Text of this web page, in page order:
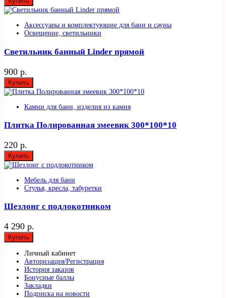
Аксессуары и комплектующие для бани и сауны
Освещение, светильники
Светильник банный Linder прямой
900 р.
Купить
Камни для бани, изделия из камня
Плитка Полированная змеевик 300*100*10
220 р.
Купить
Мебель для бани
Стулья, кресла, табуретки
Шезлонг с подлокотником
4 290 р.
Купить
Личный кабинет
Авторизация/Регистрация
История заказов
Бонусные баллы
Закладки
Подписка на новости